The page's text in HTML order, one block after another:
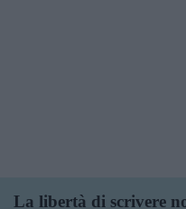
La libertà di scrivere